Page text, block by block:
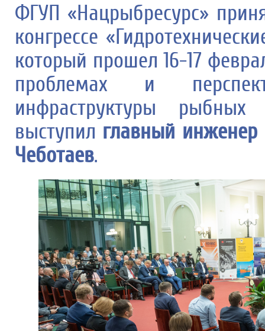
ФГУП «Нацрыбресурс»
конгрессе
который прошел 16-17
проблемах и
инфраструктуры
выступил главный инженер
Чеботаев.